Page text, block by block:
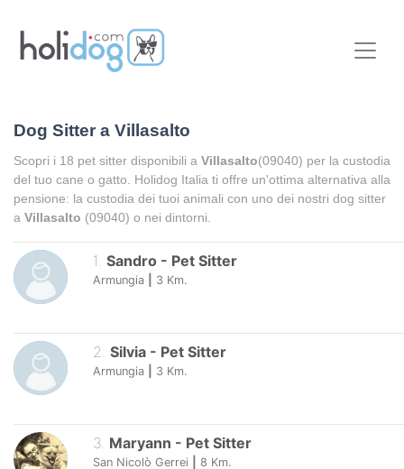
Dog Sitter a Villasalto
Scopri i 18 pet sitter disponibili a Villasalto(09040) per la custodia
del tuo cane o gatto. Holidog Italia ti offre un'ottima alternativa alla
pensione: la custodia dei tuoi animali con uno dei nostri dog sitter
a Villasalto (09040) o nei dintorni.
1 Sandro - Pet Sitter
Armungia 3 Km.
2. Silvia - Pet Sitter
Armungia 3 Km.
3. Maryann - Pet Sitter
San Nicolò Gerrei 8 Km.